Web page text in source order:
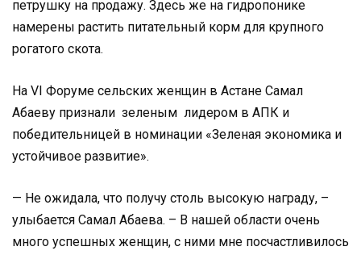
петрушку на продажу. Здесь же на гидропонике
намерены растить питательный корм для крупного
рогатого скота.
На VI Форуме сельских женщин в Астане Самал
Абаеву признали зеленым лидером в АПК и
победительницей в номинации «Зеленая экономика и
устойчивое развитие».
— Не ожидала, что получу столь высокую награду, –
улыбается Самал Абаева. – В нашей области очень
много успешных женщин, с ними мне посчастливилось